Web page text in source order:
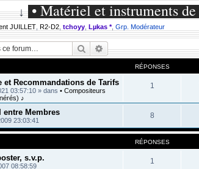
↓ • Matériel et instruments
JUILLET R2-D2 tchoyy Lµkas *, Grp. Modérateur
Rechercher
Recherche avancée
RÉPONSES
Recommandations de Tarifs
03:57:10 » dans • Compositeurs
♪
1
entre Membres
23:03:41
8
RÉPONSES
s.v.p.
08:58:59
1